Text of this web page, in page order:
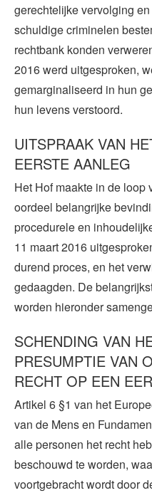
gerechtelijke vervolging
schuldige criminelen
rechtbank konden
2016 werd uitgesproken,
gemarginaliseerd in hun
hun levens verstoord.
UITSPRAAK VAN
EERSTE AANLEG
Het Hof maakte in de loop
oordeel belangrijke
procedurele en
11 maart 2016
durend proces, en het
gedaagden. De
worden hieronder
SCHENDING VAN
PRESUMPTIE VAN
RECHT OP EEN
Artikel 6 §1 van het
van de Mens en
alle personen het recht
beschouwd te worden,
voortgebracht wordt door